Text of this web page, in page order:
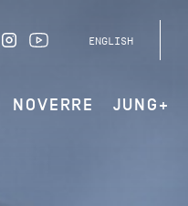
ENGLISH
NOVERRE JUNG+